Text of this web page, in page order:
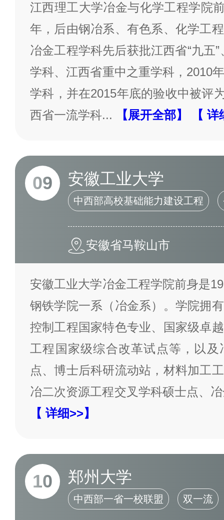
江西理工大学冶金与化学工程学院
年，后由钢冶系、有色系、化学工
冶金工程学科先后获批江西省“九五”
学科、江西省重中之重学科，2010
学科，并在2015年底的验收中被评
西省一流学科... 【展开全部】 【
09 安徽工业大学
中西部高校基础能力建设工程
安徽省马鞍山市
安徽工业大学冶金工程学院前身是
钢铁学院一系（冶金系）。学院拥
控制工程国家特色专业、国家级卓
工程国家级综合改革试点等，以
点、博士后科研流动站，材料加工
冶二次资源工程交叉学科硕士点、
【 详细>>】
10 郑州大学
中西部一省一校联盟 双一流